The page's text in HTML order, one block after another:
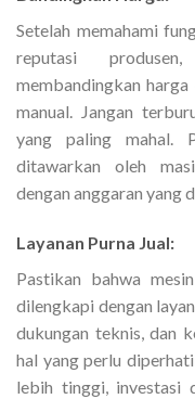
Setelah memahami
reputasi
membandingkan
manual. Jangan
yang paling mahal.
ditawarkan oleh
dengan anggaran yang
Layanan Purna Jual:
Pastikan bahwa
dilengkapi dengan
dukungan teknis, dan
hal yang perlu
lebih tinggi, investasi